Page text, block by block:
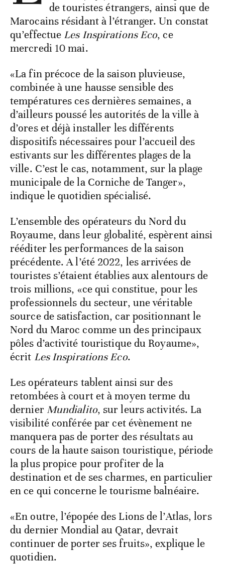
de touristes étrangers, ainsi que de
Marocains résidant à l’étranger. Un constat
qu’effectue Les Inspirations Eco, ce
mercredi 10 mai.
«La fin précoce de la saison pluvieuse,
combinée à une hausse sensible des
températures ces dernières semaines, a
d’ailleurs poussé les autorités de la ville à
d’ores et déjà installer les différents
dispositifs nécessaires pour l’accueil des
estivants sur les différentes plages de la
ville. C’est le cas, notamment, sur la plage
municipale de la Corniche de Tanger»,
indique le quotidien spécialisé.
L’ensemble des opérateurs du Nord du
Royaume, dans leur globalité, espèrent ainsi
rééditer les performances de la saison
précédente. A l’été 2022, les arrivées de
touristes s’étaient établies aux alentours de
trois millions, «ce qui constitue, pour les
professionnels du secteur, une véritable
source de satisfaction, car positionnant le
Nord du Maroc comme un des principaux
pôles d’activité touristique du Royaume»,
écrit Les Inspirations Eco.
Les opérateurs tablent ainsi sur des
retombées à court et à moyen terme du
dernier Mundialito, sur leurs activités. La
visibilité conférée par cet évènement ne
manquera pas de porter des résultats au
cours de la haute saison touristique, période
la plus propice pour profiter de la
destination et de ses charmes, en particulier
en ce qui concerne le tourisme balnéaire.
«En outre, l’épopée des Lions de l’Atlas, lors
du dernier Mondial au Qatar, devrait
continuer de porter ses fruits», explique le
quotidien.